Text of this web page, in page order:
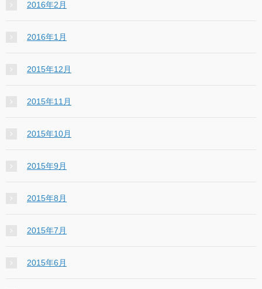
2016年2月
2016年1月
2015年12月
2015年11月
2015年10月
2015年9月
2015年8月
2015年7月
2015年6月